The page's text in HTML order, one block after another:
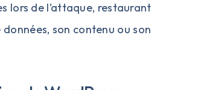
lors de l’attaque, restaurant
son contenu ou son